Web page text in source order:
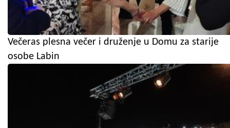
Večeras plesna večer i druženje u Domu za starije
osobe Labin